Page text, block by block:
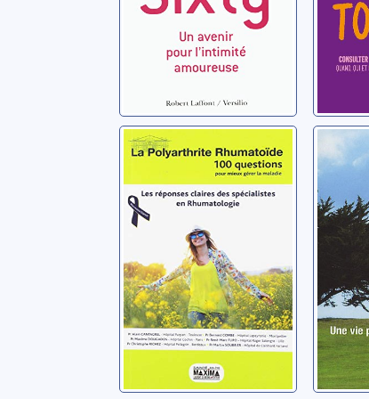
La polyarthrite
rhumatoïde: 100
questions pour
mieux gérer la
maladie
Dougados, Maxime